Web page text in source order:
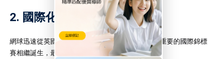
2. 國際化與四大滿貫
網球迅速從英國擴展至世界各地。20世紀初，幾個重要的國際錦標
賽相繼誕生，最終形成了今日知名的
四大滿貫賽事 ：